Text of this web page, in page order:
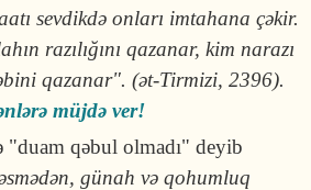
sevdikdə onları imtahana çəkir.
razılığını qazanar, kim narazı
qazanar". (ət-Tirmizi, 2396).
müjdə ver!
"duam qəbul olmadı" deyib
günah və qohumluq